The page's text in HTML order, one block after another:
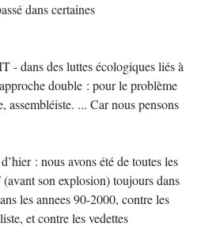
dans certaines
- dans des luttes écologiques liés à
double : pour le problème
assembléiste. ... Car nous pensons
: nous avons été de toutes les
son explosion) toujours dans
les annees 90-2000, contre les
et contre les vedettes